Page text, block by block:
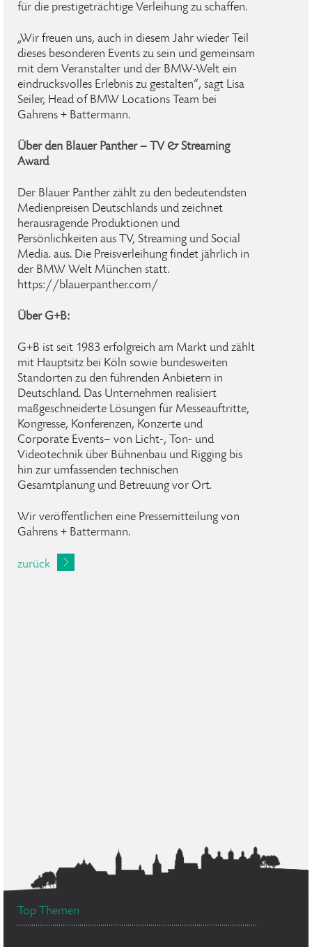
für die prestigeträchtige Verleihung zu schaffen.
„Wir freuen uns, auch in diesem Jahr wieder Teil
dieses besonderen Events zu sein und gemeinsam
mit dem Veranstalter und der BMW-Welt ein
eindrucksvolles Erlebnis zu gestalten“, sagt Lisa
Seiler, Head of BMW Locations Team bei
Gahrens + Battermann.
Über den Blauer Panther – TV & Streaming
Award
Der Blauer Panther zählt zu den bedeutendsten
Medienpreisen Deutschlands und zeichnet
herausragende Produktionen und
Persönlichkeiten aus TV, Streaming und Social
Media. aus. Die Preisverleihung findet jährlich in
der BMW Welt München statt.
https://blauerpanther.com/
Über G+B:
G+B ist seit 1983 erfolgreich am Markt und zählt
mit Hauptsitz bei Köln sowie bundesweiten
Standorten zu den führenden Anbietern in
Deutschland. Das Unternehmen realisiert
maßgeschneiderte Lösungen für Messeauftritte,
Kongresse, Konferenzen, Konzerte und
Corporate Events– von Licht-, Ton- und
Videotechnik über Bühnenbau und Rigging bis
hin zur umfassenden technischen
Gesamtplanung und Betreuung vor Ort.
Wir veröffentlichen eine Pressemitteilung von
Gahrens + Battermann.
zurück
Top Themen